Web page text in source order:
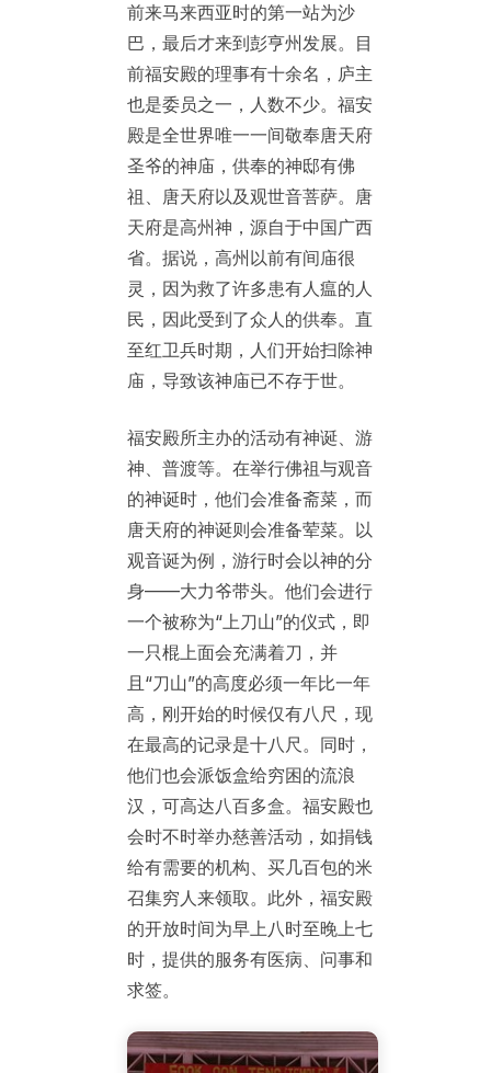
前来马来西亚时的第一站为沙
巴，最后才来到彭亨州发展。目
前福安殿的理事有十余名，庐主
也是委员之一，人数不少。福安
殿是全世界唯一一间敬奉唐天府
圣爷的神庙，供奉的神邸有佛
祖、唐天府以及观世音菩萨。唐
天府是高州神，源自于中国广西
省。据说，高州以前有间庙很
灵，因为救了许多患有人瘟的人
民，因此受到了众人的供奉。直
至红卫兵时期，人们开始扫除神
庙，导致该神庙已不存于世。
福安殿所主办的活动有神诞、游
神、普渡等。在举行佛祖与观音
的神诞时，他们会准备斋菜，而
唐天府的神诞则会准备荤菜。以
观音诞为例，游行时会以神的分
身——大力爷带头。他们会进行
一个被称为“上刀山”的仪式，即
一只棍上面会充满着刀，并
且“刀山”的高度必须一年比一年
高，刚开始的时候仅有八尺，现
在最高的记录是十八尺。同时，
他们也会派饭盒给穷困的流浪
汉，可高达八百多盒。福安殿也
会时不时举办慈善活动，如捐钱
给有需要的机构、买几百包的米
召集穷人来领取。此外，福安殿
的开放时间为早上八时至晚上七
时，提供的服务有医病、问事和
求签。